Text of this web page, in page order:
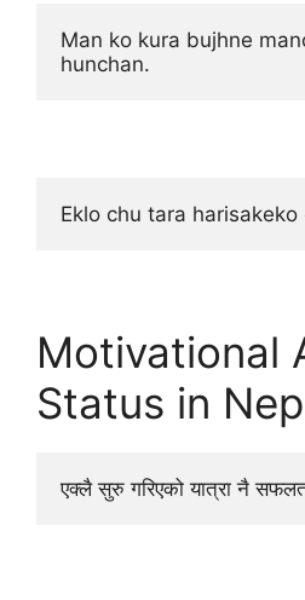
Man ko kura bujhne
hunchan.
Eklo chu tara harisakeko
Motivational
Status in
एक्लै सुरु गरिएको यात्रा नै